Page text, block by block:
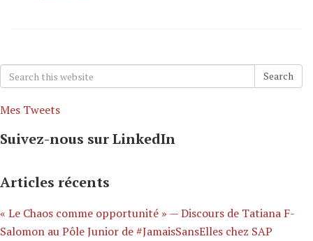
Search
for:
Search
Mes Tweets
Suivez-nous sur LinkedIn
Articles récents
« Le Chaos comme opportunité » — Discours de Tatiana F-
Salomon au Pôle Junior de #JamaisSansElles chez SAP